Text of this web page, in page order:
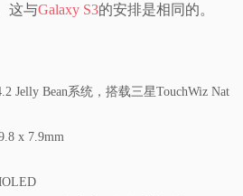
这与Galaxy S3的安排是相同的。
Jelly Bean系统，搭载三星TouchWiz Nat
x 7.9mm